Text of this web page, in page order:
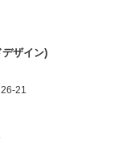
ザイン)
21